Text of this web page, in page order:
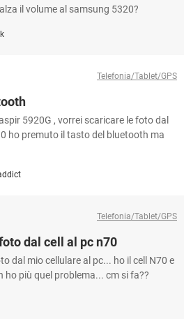
il volume al samsung 5320?
Telefonia/Tablet/GPS
5920G , vorrei scaricare le foto dal
ho premuto il tasto del bluetooth ma
Telefonia/Tablet/GPS
dal cell al pc n70
dal mio cellulare al pc... ho il cell N70 e
ho più quel problema... cm si fa??